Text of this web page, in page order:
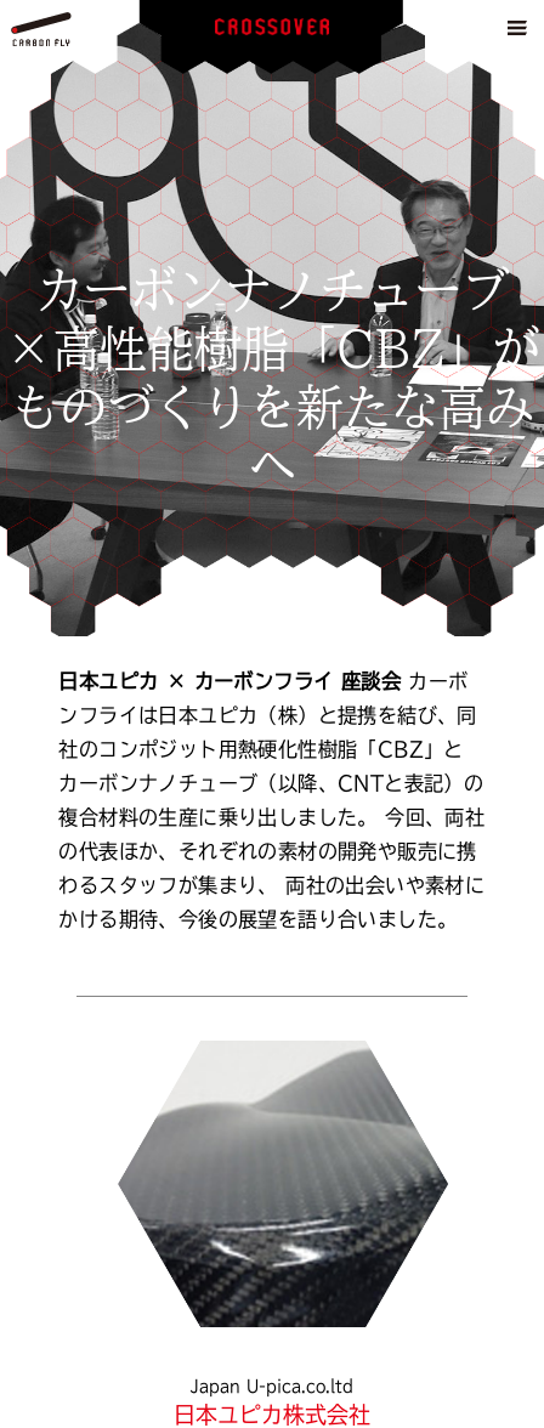
カーボンナノチューブ
×高性能樹脂「CBZ」が
ものづくりを新たな高み
へ
日本ユピカ × カーボンフライ 座談会カーボ
ンフライは日本ユピカ（株）と提携を結び、同
社のコンポジット用熱硬化性樹脂「CBZ」と
カーボンナノチューブ（以降、CNTと表記）の
複合材料の生産に乗り出しました。
今回、両社
の代表ほか、それぞれの素材の開発や販売に携
わるスタッフが集まり、
両社の出会いや素材に
かける期待、今後の展望を語り合いました。
Japan U-pica.co.ltd
日本ユピカ株式会社